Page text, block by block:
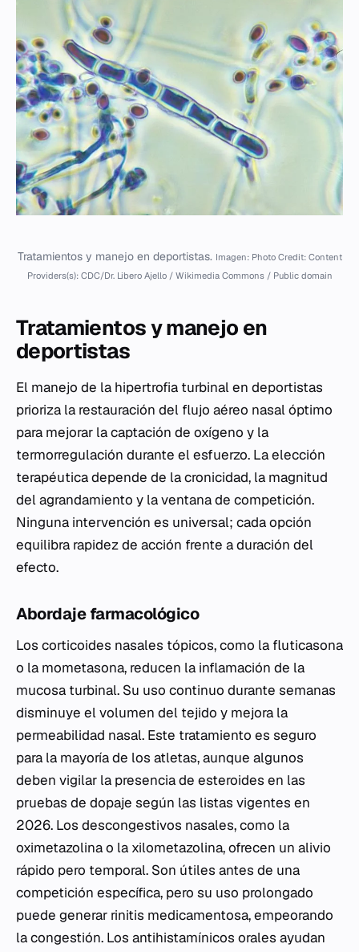
Tratamientos y manejo en deportistas. Imagen: Photo Credit: Content
Providers(s): CDC/Dr. Libero Ajello / Wikimedia Commons / Public domain
Tratamientos y manejo en
deportistas
El manejo de la hipertrofia turbinal en deportistas
prioriza la restauración del flujo aéreo nasal óptimo
para mejorar la captación de oxígeno y la
termorregulación durante el esfuerzo. La elección
terapéutica depende de la cronicidad, la magnitud
del agrandamiento y la ventana de competición.
Ninguna intervención es universal; cada opción
equilibra rapidez de acción frente a duración del
efecto.
Abordaje farmacológico
Los corticoides nasales tópicos, como la fluticasona
o la mometasona, reducen la inflamación de la
mucosa turbinal. Su uso continuo durante semanas
disminuye el volumen del tejido y mejora la
permeabilidad nasal. Este tratamiento es seguro
para la mayoría de los atletas, aunque algunos
deben vigilar la presencia de esteroides en las
pruebas de dopaje según las listas vigentes en
2026. Los descongestivos nasales, como la
oximetazolina o la xilometazolina, ofrecen un alivio
rápido pero temporal. Son útiles antes de una
competición específica, pero su uso prolongado
puede generar rinitis medicamentosa, empeorando
la congestión. Los antihistamínicos orales ayudan